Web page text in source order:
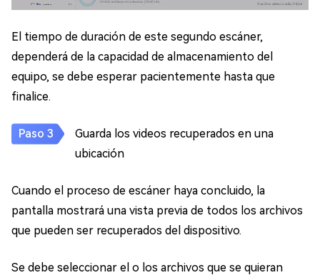
El tiempo de duración de este segundo escáner,
dependerá de la capacidad de almacenamiento del
equipo, se debe esperar pacientemente hasta que
finalice.
Guarda los videos recuperados en una
ubicación
Cuando el proceso de escáner haya concluido, la
pantalla mostrará una vista previa de todos los archivos
que pueden ser recuperados del dispositivo.
Se debe seleccionar el o los archivos que se quieran